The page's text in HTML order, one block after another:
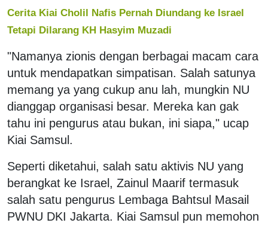
Cerita Kiai Cholil Nafis Pernah Diundang ke Israel
Tetapi Dilarang KH Hasyim Muzadi
"Namanya zionis dengan berbagai macam cara
untuk mendapatkan simpatisan. Salah satunya
memang ya yang cukup anu lah, mungkin NU
dianggap organisasi besar. Mereka kan gak
tahu ini pengurus atau bukan, ini siapa," ucap
Kiai Samsul.
Seperti diketahui, salah satu aktivis NU yang
berangkat ke Israel, Zainul Maarif termasuk
salah satu pengurus Lembaga Bahtsul Masail
PWNU DKI Jakarta. Kiai Samsul pun memohon